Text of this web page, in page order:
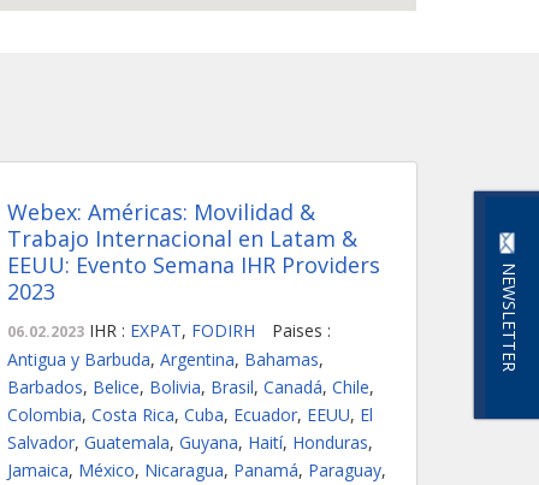
NEWSLETTER
Webex: Américas: Movilidad &
Trabajo Internacional en Latam &
EEUU: Evento Semana IHR Providers
2023
06.02.2023 IHR : EXPAT, FODIRH
Paises :
Antigua y Barbuda, Argentina, Bahamas,
Barbados, Belice, Bolivia, Brasil, Canadá, Chile,
Colombia, Costa Rica, Cuba, Ecuador, EEUU, El
Salvador, Guatemala, Guyana, Haití, Honduras,
Jamaica, México, Nicaragua, Panamá, Paraguay,